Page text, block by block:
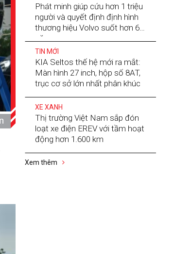
Phát minh giúp cứu hơn 1 triệu
người và quyết định định hình
thương hiệu Volvo suốt hơn 60
năm
TIN MỚI
KIA Seltos thế hệ mới ra mắt:
Màn hình 27 inch, hộp số 8AT,
trục cơ sở lớn nhất phân khúc
XE XANH
Thị trường Việt Nam sắp đón
loạt xe điện EREV với tầm hoạt
động hơn 1.600 km
Xem thêm